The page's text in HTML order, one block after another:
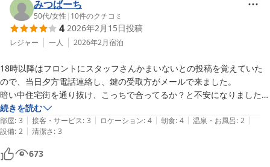
灰皿を借りればテラスで喫煙可。
夜間はカウンターに灰皿が置いてあるので、好きなときにテラスで喫煙
可。
す。
今回3連泊しましたが、静かで非常に快適に過ごせました。
お掃除のタイミングで、オーシャンビューのお部屋を見せてもらいまし
たが、上はセミダブルベッドなのでギリギリふたりで寝られそう。
下はテラスと目線が同じなのでカーテン必須かな。
でも、次回も窓なし部屋を選択すると思います。
家庭用タテ型洗濯機と乾燥機があり、洗剤と柔軟剤もあるので、連泊で
みつばーち
50代/女性 | 10件のクチコミ
4 2026年2月15日投稿
レジャー 一人 2026年2月宿泊
18時以降はフロントにスタッフさんかまいないとの投稿を覚えていた
ので、当日夕方電話連絡し、鍵の受取方がメールで来ました。
暗い中住宅街を通り抜け、こっちで合ってるか？と不安になりました。
鍵の受取は少し戸惑いましたが、無事部屋へ。部屋はかわいいシングル
ドミトリーぽい感じ。消灯は22時!!共同シャワーに。「お湯が出るのに
時間がかかります」寒波だから？全然お湯が出ず。隣のブースに移ろう
かとしたら、電源がOFFになってた。ONにして無事終了。
朝食は洋食かと思いきや、健康的な日本食。
続きを読む
部屋: 3 | 接客・サービス: 3 | ロケーション: 4 | 朝食: 4 | 温泉・お風呂: 2 |
設備: 2 | 清潔さ: 3
673